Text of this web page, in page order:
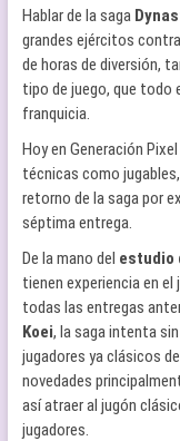
Hablar de la saga
grandes ejércitos
de horas de diversión,
tipo de juego, que todo
franquicia.
Hoy en Generación
técnicas como
retorno de la saga por
séptima entrega.
De la mano del estudio
tienen experiencia en
todas las entregas
Koei, la saga intenta
jugadores ya clásicos
novedades
así atraer al jugón
jugadores.